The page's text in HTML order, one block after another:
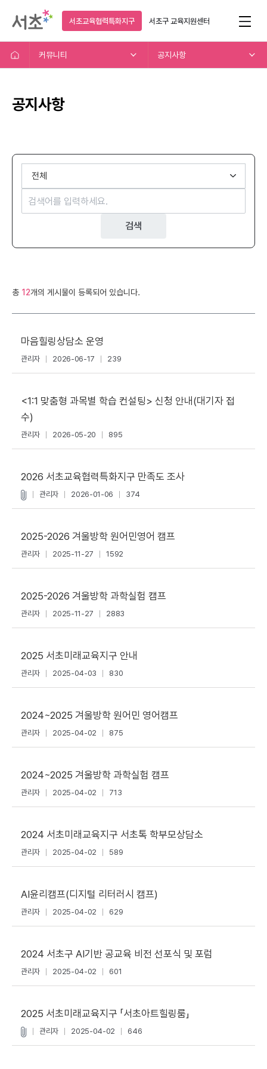
서초교육협력특화지구 서초구교육지원센터
커뮤니티 공지사항
공지사항
검색
총 12개의 게시물이 등록되어 있습니다.
마음힐링상담소 운영
관리자 2026-06-17 239
<1:1 맞춤형 과목별 학습 컨설팅> 신청 안내(대기자 접
수)
관리자 2026-05-20 895
2026 서초교육협력특화지구 만족도 조사
관리자 2026-01-06 374
2025-2026 겨울방학 원어민영어 캠프
관리자 2025-11-27 1592
2025-2026 겨울방학 과학실험 캠프
관리자 2025-11-27 2883
2025 서초미래교육지구 안내
관리자 2025-04-03 830
2024~2025 겨울방학 원어민 영어캠프
관리자 2025-04-02 875
2024~2025 겨울방학 과학실험 캠프
관리자 2025-04-02 713
2024 서초미래교육지구 서초톡 학부모상담소
관리자 2025-04-02 589
AI윤리캠프(디지털 리터러시 캠프)
관리자 2025-04-02 629
2024 서초구 AI기반 공교육 비전 선포식 및 포럼
관리자 2025-04-02 601
2025 서초미래교육지구 「서초아트힐링룸」
관리자 2025-04-02 646